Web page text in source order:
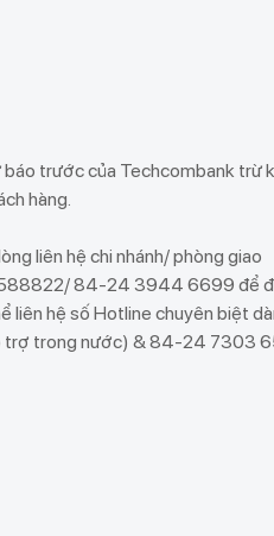
trước của Techcombank trừ
hàng.
liên hệ chi nhánh/ phòng giao
84-24 3944 6699 để
liên hệ số Hotline chuyên biệt
trợ trong nước) & 84-24 7303